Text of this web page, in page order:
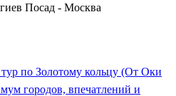
Посад - Москва
по Золотому кольцу (От Оки
городов, впечатлений и